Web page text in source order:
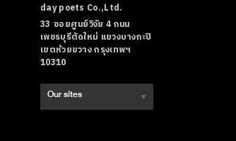
day poets Co.,Ltd.
33 ซอยศูนย์วิจัย 4 ถนน
เพชรบุรีตัดใหม่ แขวงบางกะปิ
เขตห้วยขวาง กรุงเทพฯ
10310